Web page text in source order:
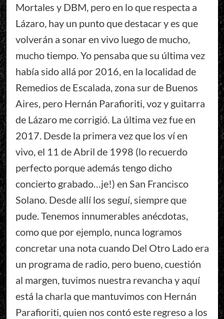
Mortales y DBM, pero en lo que respecta a
Lázaro, hay un punto que destacar y es que
volverán a sonar en vivo luego de mucho,
mucho tiempo. Yo pensaba que su última vez
había sido allá por 2016, en la localidad de
Remedios de Escalada, zona sur de Buenos
Aires, pero Hernán Parafioriti, voz y guitarra
de Lázaro me corrigió. La última vez fue en
2017. Desde la primera vez que los ví en
vivo, el 11 de Abril de 1998 (lo recuerdo
perfecto porque además tengo dicho
concierto grabado…je!) en San Francisco
Solano. Desde allí los seguí, siempre que
pude. Tenemos innumerables anécdotas,
como que por ejemplo, nunca logramos
concretar una nota cuando Del Otro Lado era
un programa de radio, pero bueno, cuestión
al margen, tuvimos nuestra revancha y aquí
está la charla que mantuvimos con Hernán
Parafioriti, quien nos contó este regreso a los